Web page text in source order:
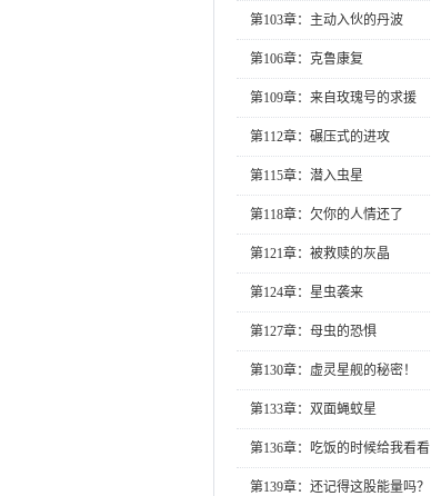
第103章：主动入伙的丹波
第106章：克鲁康复
第109章：来自玫瑰号的求援
第112章：碾压式的进攻
第115章：潜入虫星
第118章：欠你的人情还了
第121章：被救赎的灰晶
第124章：星虫袭来
第127章：母虫的恐惧
第130章：虚灵星舰的秘密！
第133章：双面蝇蚊星
第136章：吃饭的时候给我看看
第139章：还记得这股能量吗？